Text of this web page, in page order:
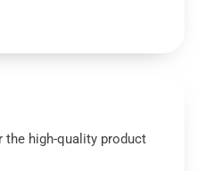
the high-quality product